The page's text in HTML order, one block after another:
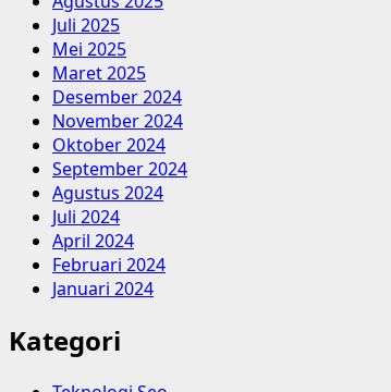
Juli 2025
Mei 2025
Maret 2025
Desember 2024
November 2024
Oktober 2024
September 2024
Agustus 2024
Juli 2024
April 2024
Februari 2024
Januari 2024
Kategori